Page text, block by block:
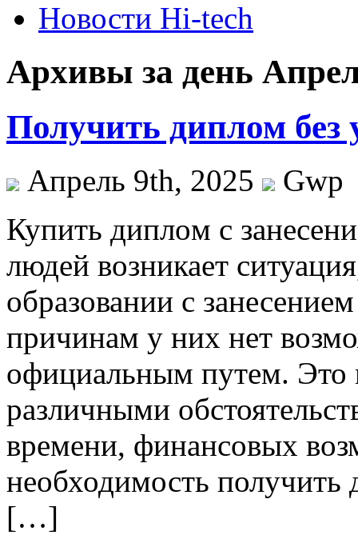
Новости Hi-tech
Архивы за день
Получить диплом без
Апрель 9th, 2025
Gwp
Купить диплoм с
людей возникает
образовании с
причинам у них нет
официальным путем. Это
различными
времени, финансовых
необходимость получить
[…]